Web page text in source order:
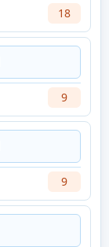
18
9
9